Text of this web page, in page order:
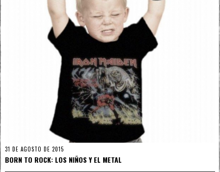
31 DE AGOSTO DE 2015
BORN TO ROCK: LOS NIÑOS Y EL METAL